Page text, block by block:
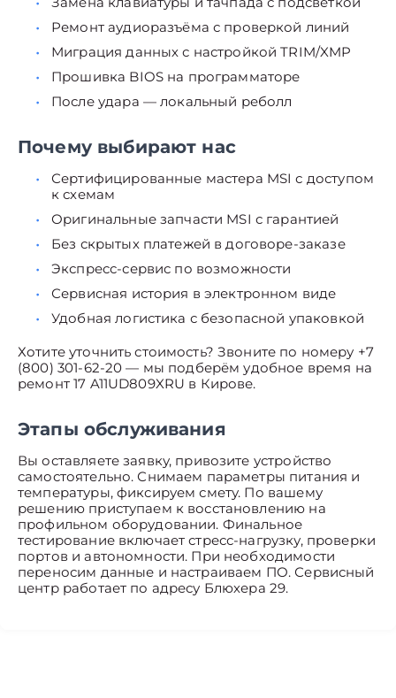
Ремонт аудиоразъёма с проверкой линий
Миграция данных с настройкой TRIM/XMP
Прошивка BIOS на программаторе
После удара — локальный реболл
Почему выбирают нас
Сертифицированные мастера MSI с доступом
к схемам
Оригинальные запчасти MSI с гарантией
Без скрытых платежей в договоре-заказе
Экспресс-сервис по возможности
Сервисная история в электронном виде
Удобная логистика с безопасной упаковкой
Хотите уточнить стоимость? Звоните по номеру +7
(800) 301-62-20 — мы подберём удобное время на
ремонт 17 A11UD809XRU в Кирове.
Этапы обслуживания
Вы оставляете заявку, привозите устройство
самостоятельно. Снимаем параметры питания и
температуры, фиксируем смету. По вашему
решению приступаем к восстановлению на
профильном оборудовании. Финальное
тестирование включает стресс-нагрузку, проверки
портов и автономности. При необходимости
переносим данные и настраиваем ПО. Сервисный
центр работает по адресу Блюхера 29.